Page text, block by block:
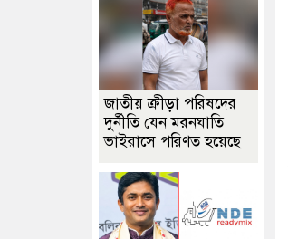
জাতীয় ক্রীড়া পরিষদের
দুর্নীতি যেন মরনঘাতি
ভাইরাসে পরিণত হয়েছে